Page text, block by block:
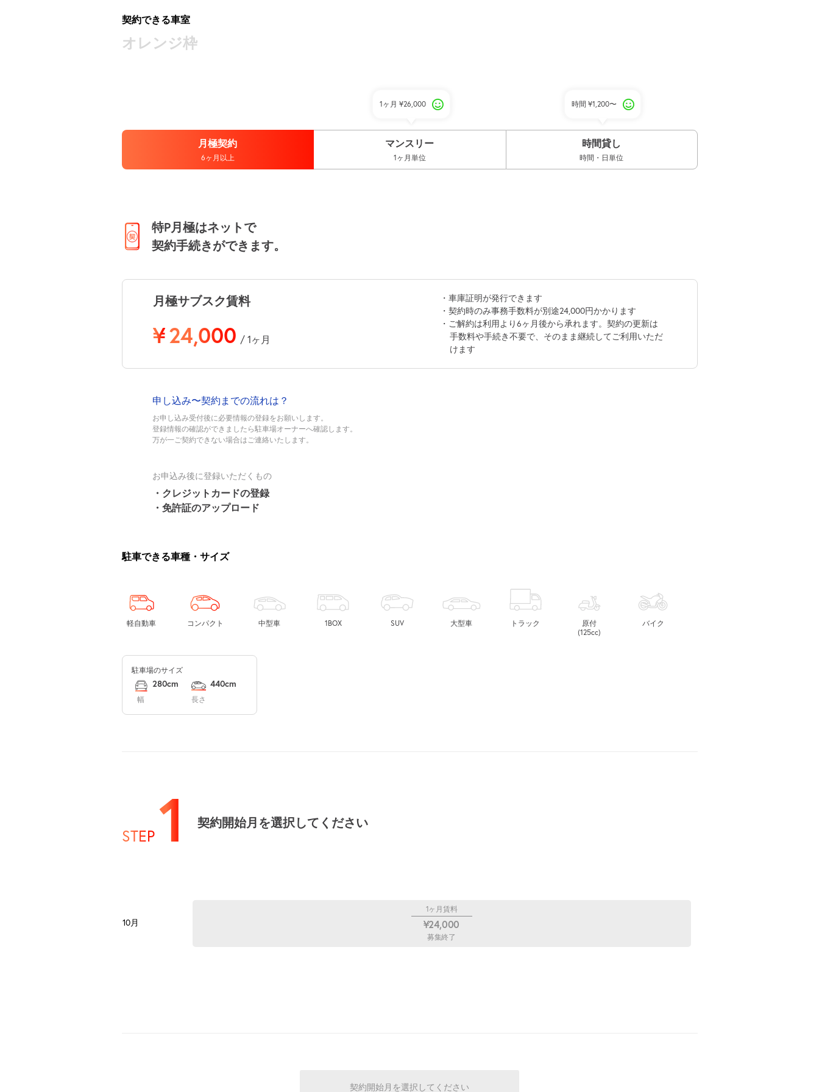
契約できる車室
オレンジ枠
月極契約
6ヶ月以上
1ヶ月 ¥26,000
マンスリー
1ヶ月単位
時間 ¥1,200〜
時間貸し
時間・日単位
特P月極はネットで
契約手続きができます。
月極サブスク賃料
¥24,000 / 1ヶ月
・車庫証明が発行できます
・契約時のみ事務手数料が別途24,000円かかります
・ご解約は利用より6ヶ月後から承れます。契約の更新は
手数料や手続き不要で、そのまま継続してご利用いただ
けます
申し込み〜契約までの流れは？
お申し込み受付後に必要情報の登録をお願いします。
登録情報の確認ができましたら駐車場オーナーへ確認します。
万が一ご契約できない場合はご連絡いたします。
お申込み後に登録いただくもの
・クレジットカードの登録
・免許証のアップロード
駐車できる車種・サイズ
軽自動車 コンパクト 中型車 1BOX SUV 大型車 トラック
原付
(125cc)
バイク
駐車場のサイズ
幅
280cm
長さ
440cm
STEP 1 契約開始月を選択してください
10月
1ヶ月賃料
¥24,000
募集終了
契約開始月を選択してください